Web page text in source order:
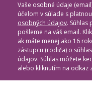
Vaše osobné údaje
účelom v súlade s
osobných údajov.
pošleme na váš email.
ak máte menej ako 16
zástupcu (rodiča) o
údajov. Súhlas môžete
alebo kliknutím na odkaz